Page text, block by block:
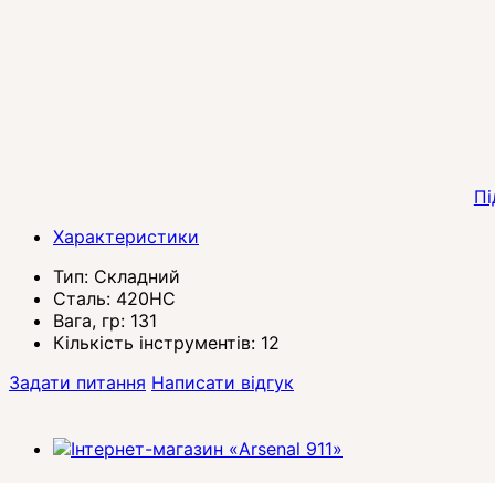
Характеристики
Тип: Складний
Сталь: 420HC
Вага, гр: 131
Кількість інструментів: 12
Задати питання Написати відгук